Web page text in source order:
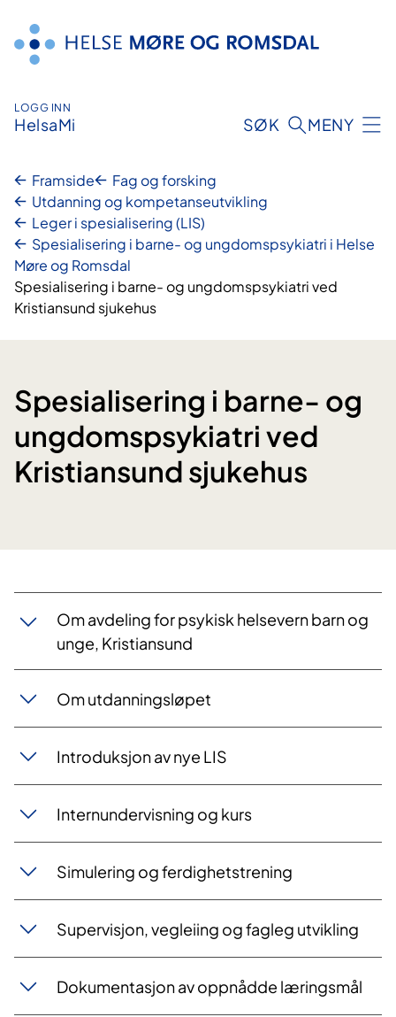
innhald
LOGG INN
HelsaMi SØK MENY
Framside
Fag og forsking
Utdanning og kompetanseutvikling
Leger i spesialisering (LIS)
Spesialisering i barne- og ungdomspsykiatri i Helse
Møre og Romsdal
Spesialisering i barne- og ungdomspsykiatri ved
Kristiansund sjukehus
Spesialisering i barne- og
ungdomspsykiatri ved
Kristiansund sjukehus
​Om avdeling for psykisk helsevern barn og
unge, Kristiansund
Om utdanningsløpet
Introduksjon av nye LIS
Internundervisning og kurs
Simulering og ferdighetstrening
Supervisjon, vegleiing og fagleg utvikling
Dokumentasjon av oppnådde læringsmål